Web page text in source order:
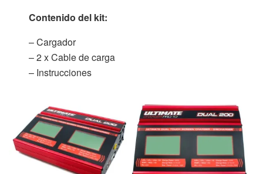
Contenido del kit:
– Cargador
– 2 x Cable de carga
– Instrucciones